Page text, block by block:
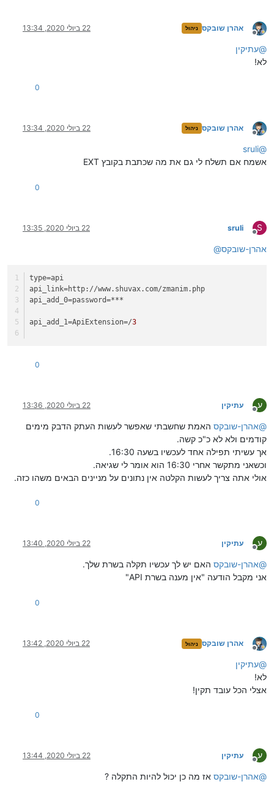
מנותק
אהרן שובקס ניהול 22 ביולי 2020, 13:34
@עתיקין
לא!
0
מנותק
אהרן שובקס ניהול 22 ביולי 2020, 13:34
@
sruli
אשמח אם תשלח לי גם את מה שכתבת בקובץ EXT
0
S
מנותק
sruli 22 ביולי 2020, 13:35
@אהרן-שובקס
type=api
api_link=http://www.shuvax.com/zmanim.php
api_add_0=password=***
api_add_1=ApiExtension=/3
0
ע
מנותק
עתיקין 22 ביולי 2020, 13:36
@אהרן-שובקס האמת שחשבתי שאפשר לעשות העתק הדבק מימים
קודמים ולא לא כ"כ קשה.
אך עשיתי תפילה אחד לעכשיו בשעה 16:30.
וכשאני מתקשר אחרי 16:30 הוא אומר לי שגיאה.
אולי אתה צריך לעשות הקלטה אין נתונים על מניינים הבאים משהו כזה.
0
ע
מנותק
עתיקין 22 ביולי 2020, 13:40
@אהרן-שובקס האם יש לך עכשיו תקלה בשרת שלך.
אני מקבל הודעה "אין מענה בשרת API"
0
מנותק
אהרן שובקס ניהול 22 ביולי 2020, 13:42
@עתיקין
לא!
אצלי הכל עובד תקין!
0
ע
מנותק
עתיקין 22 ביולי 2020, 13:44
@אהרן-שובקס אז מה כן יכול להיות התקלה ?